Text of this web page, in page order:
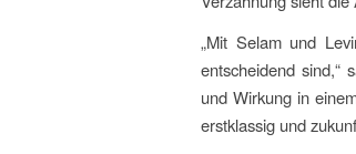
„Mit Selam und
entscheidend sind,“
und Wirkung in
erstklassig und